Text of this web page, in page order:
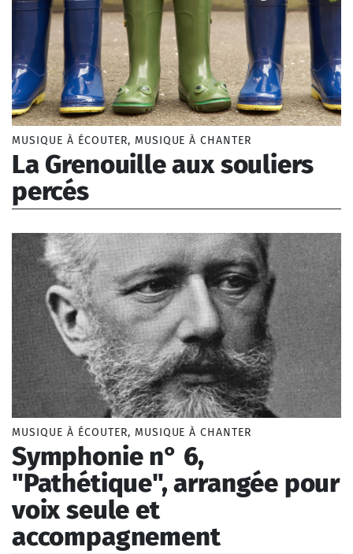
MUSIQUE À ÉCOUTER, MUSIQUE À CHANTER
La Grenouille aux souliers
percés
MUSIQUE À ÉCOUTER, MUSIQUE À CHANTER
Symphonie n° 6,
"Pathétique", arrangée pour
voix seule et
accompagnement